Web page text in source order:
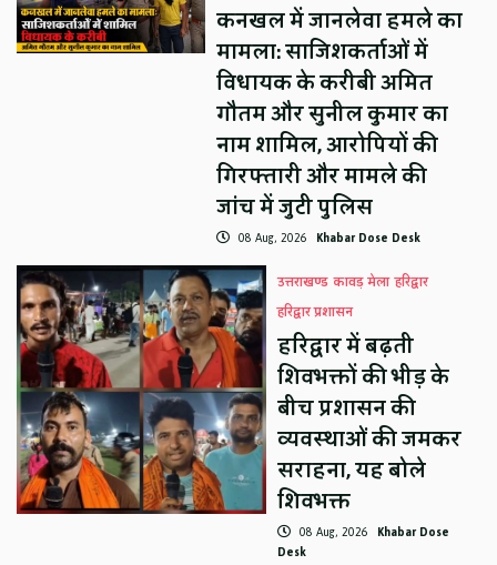
कनखल में जानलेवा हमले का
मामला: साजिशकर्ताओं में
विधायक के करीबी अमित
गौतम और सुनील कुमार का
नाम शामिल, आरोपियों की
गिरफ्तारी और मामले की
जांच में जुटी पुलिस
08 Aug, 2026 Khabar Dose Desk
उत्तराखण्ड कावड़ मेला हरिद्वार
हरिद्वार प्रशासन
हरिद्वार में बढ़ती
शिवभक्तों की भीड़ के
बीच प्रशासन की
व्यवस्थाओं की जमकर
सराहना, यह बोले
शिवभक्त
08 Aug, 2026 Khabar Dose
Desk